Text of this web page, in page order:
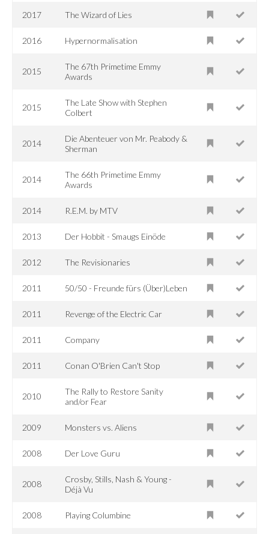
2017 The Wizard of Lies
2016 Hypernormalisation
2015
The 67th Primetime Emmy
Awards
2015
The Late Show with Stephen
Colbert
2014
Die Abenteuer von Mr. Peabody &
Sherman
2014
The 66th Primetime Emmy
Awards
2014 R.E.M. by MTV
2013 Der Hobbit - Smaugs Einöde
2012 The Revisionaries
2011 50/50 - Freunde fürs (Über)Leben
2011 Revenge of the Electric Car
2011 Company
2011 Conan O'Brien Can't Stop
2010
The Rally to Restore Sanity
and/or Fear
2009 Monsters vs. Aliens
2008 Der Love Guru
2008
Crosby, Stills, Nash & Young -
Déjà Vu
2008 Playing Columbine